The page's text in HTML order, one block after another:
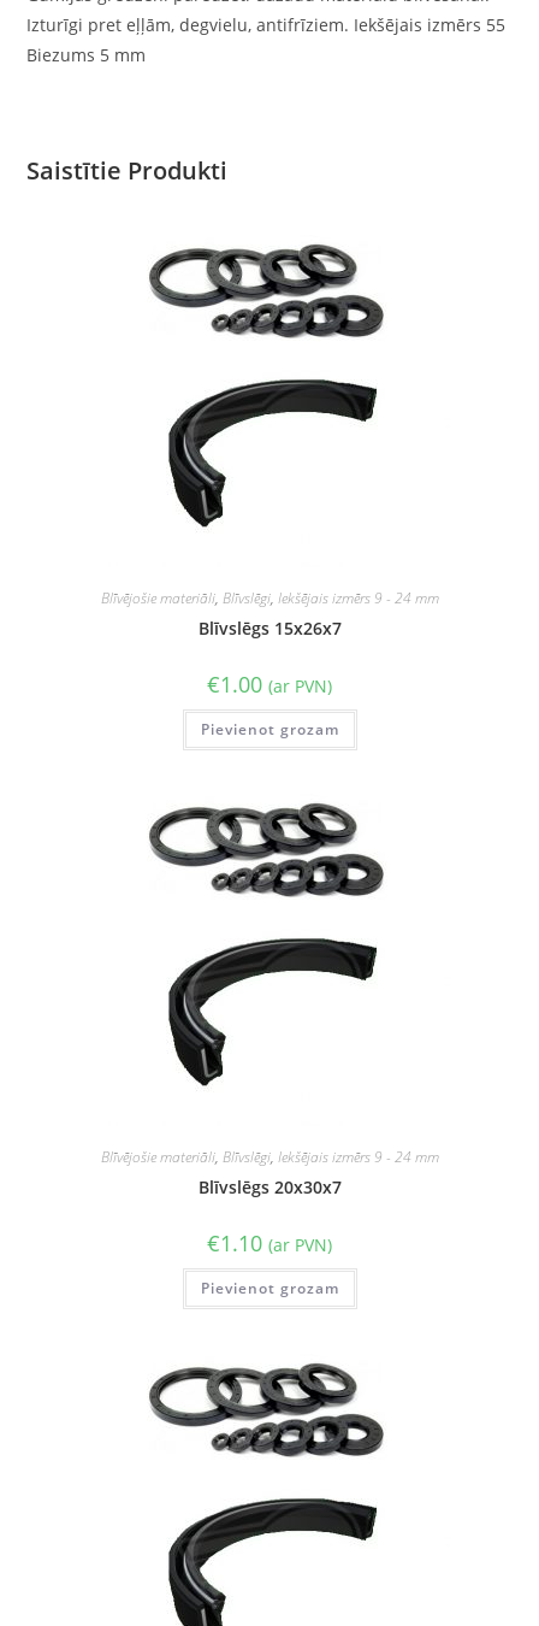
Izturīgi pret eļļām, degvielu, antifrīziem. Iekšējais izmērs 55
Biezums 5 mm
Saistītie Produkti
Blīvējošie materiāli, Blīvslēgi, Iekšējais izmērs 9 - 24 mm
Blīvslēgs 15x26x7
€1.00 (ar PVN)
Pievienot grozam
Blīvējošie materiāli, Blīvslēgi, Iekšējais izmērs 9 - 24 mm
Blīvslēgs 20x30x7
€1.10 (ar PVN)
Pievienot grozam